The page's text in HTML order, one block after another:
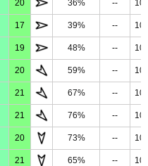
20 36% --
17 39% --
19 48% --
20 59% --
21 67% --
21 76% --
20 73% --
21 65% --